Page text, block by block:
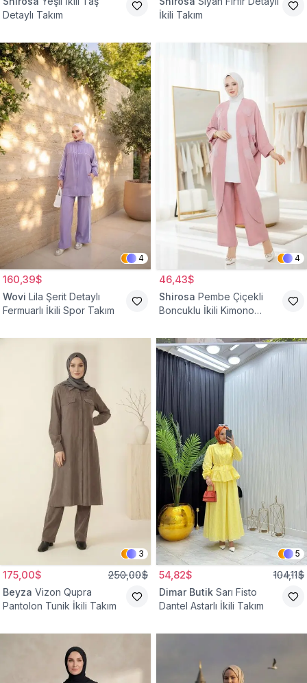
Detaylı Takım
İkili Takım
4
160,39$
Wovi Lila Şerit Detaylı
Fermuarlı İkili Spor Takım
4
46,43$
Shirosa Pembe Çiçekli
Boncuklu İkili Kimono
3
175,00$ 250,00$
Beyza Vizon Qupra
Pantolon Tunik İkili Takım
5
54,82$ 104,11$
Dimar Butik Sarı Fisto
Dantel Astarlı İkili Takım